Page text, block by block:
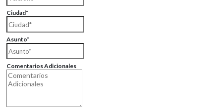
Ciudad*
Asunto*
Comentarios Adicionales